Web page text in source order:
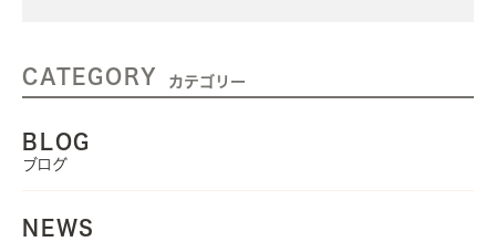
CATEGORY カテゴリー
BLOG
ブログ
NEWS